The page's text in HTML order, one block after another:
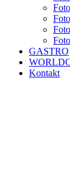
GASTRO
Kontakt